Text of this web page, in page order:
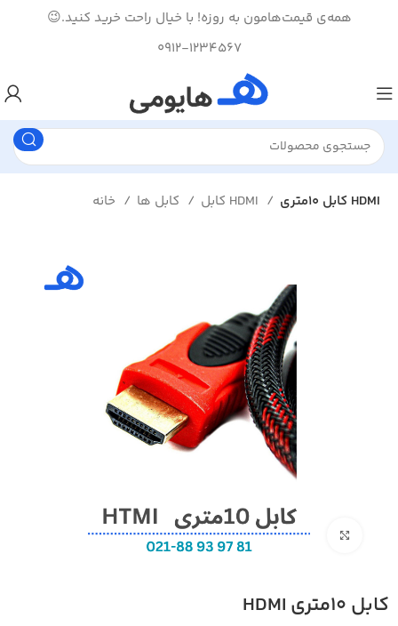
همه‌ی قیمت‌هامون به روزه! با خیال راحت خرید کنید.😉
0912-1234567
کابل HDMI کابل 10متری HDMI
بزرگنمایی تصویر
کابل 10متری HDMI